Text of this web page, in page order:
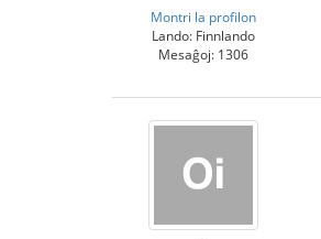
Montri la profilon
Lando: Finnlando
Mesaĝoj: 1306